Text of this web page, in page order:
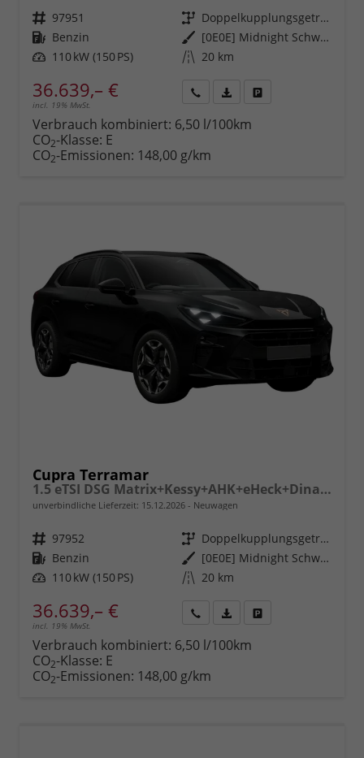
Fahrzeugnr. 97951 Getriebe
Doppelkupplungsgetriebe (DSG)
Kraftstoff Benzin Außenfarbe
[0E0E] Midnight Schwarz Metallic
Leistung 110 kW (150 PS) Kilometerstand 20 km
36.639,– €
incl. 19% MwSt.
anfordern
Datei,
Verbrauch kombiniert: 6,50 l/100km
CO2-Klasse: E
CO2-Emissionen: 148,00 g/km
Cupra Terramar
1.5 eTSI DSG Matrix+Kessy+AHK+eHeck+Dinamica+CarPlay+eHeck+GV5
unverbindliche Lieferzeit: 15.12.2026 Neuwagen
Fahrzeugnr. 97952 Getriebe
Doppelkupplungsgetriebe (DSG)
Kraftstoff Benzin Außenfarbe
[0E0E] Midnight Schwarz Metallic
Leistung 110 kW (150 PS) Kilometerstand 20 km
36.639,– €
incl. 19% MwSt.
anfordern
Datei,
Verbrauch kombiniert: 6,50 l/100km
CO2-Klasse: E
CO2-Emissionen: 148,00 g/km